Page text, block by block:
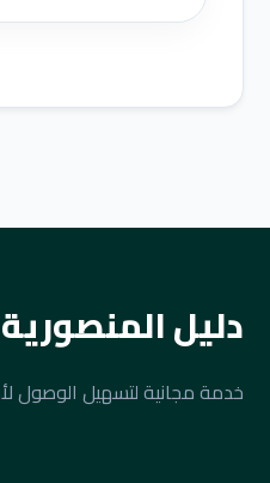
دليل المنصورية
خدمة مجانية لتسهيل الوصول